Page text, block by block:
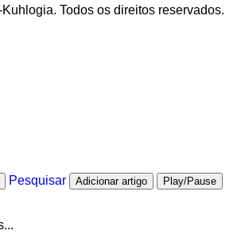
Todos os direitos reservados.
Pesquisar Adicionar artigo Play/Pause